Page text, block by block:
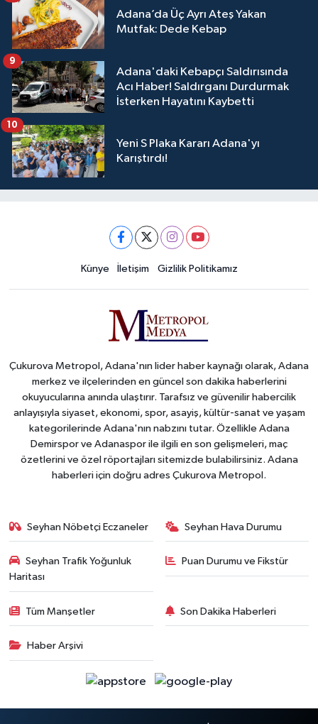
Adana’da Üç Ayrı Ateş Yakan
Mutfak: Dede Kebap
Adana'daki Kebapçı Saldırısında
Acı Haber! Saldırganı Durdurmak
İsterken Hayatını Kaybetti
9
Yeni S Plaka Kararı Adana'yı
Karıştırdı!
10
Künye İletişim Gizlilik Politikamız
Çukurova Metropol, Adana'nın lider haber kaynağı olarak, Adana
merkez ve ilçelerinden en güncel son dakika haberlerini
okuyucularına anında ulaştırır. Tarafsız ve güvenilir habercilik
anlayışıyla siyaset, ekonomi, spor, asayiş, kültür-sanat ve yaşam
kategorilerinde Adana'nın nabzını tutar. Özellikle Adana
Demirspor ve Adanaspor ile ilgili en son gelişmeleri, maç
özetlerini ve özel röportajları sitemizde bulabilirsiniz. Adana
haberleri için doğru adres Çukurova Metropol.
Seyhan Nöbetçi Eczaneler Seyhan Hava Durumu
Seyhan Trafik Yoğunluk
Haritası
Puan Durumu ve Fikstür
Tüm Manşetler Son Dakika Haberleri
Haber Arşivi